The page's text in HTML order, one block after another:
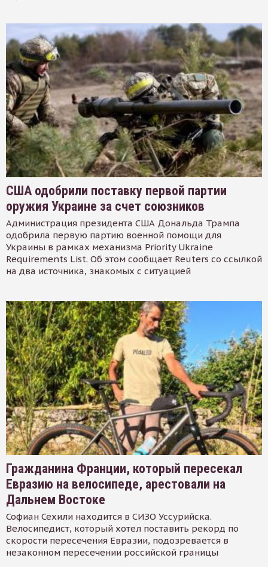
США одобрили поставку первой партии
оружия Украине за счет союзников
Администрация президента США Дональда Трампа
одобрила первую партию военной помощи для
Украины в рамках механизма Priority Ukraine
Requirements List. Об этом сообщает Reuters со ссылкой
на два источника, знакомых с ситуацией
Гражданина Франции, который пересекал
Евразию на велосипеде, арестовали на
Дальнем Востоке
Софиан Сехили находится в СИЗО Уссурийска.
Велосипедист, который хотел поставить рекорд по
скорости пересечения Евразии, подозревается в
незаконном пересечении российской границы